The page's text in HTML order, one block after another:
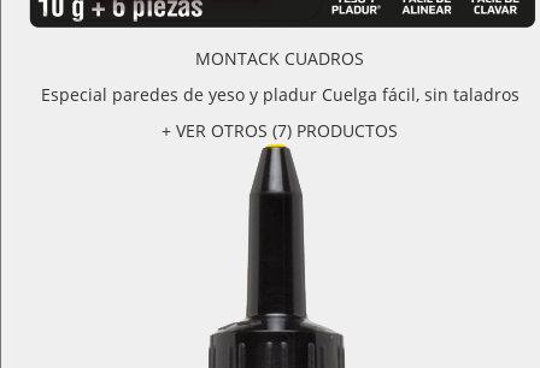
MONTACK CUADROS
Especial paredes de yeso y pladur Cuelga fácil, sin taladros
+ VER OTROS (7) PRODUCTOS